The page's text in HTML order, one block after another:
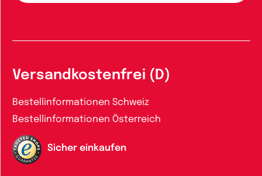
Versandkostenfrei (D)
Bestellinformationen Schweiz
Bestellinformationen Österreich
Sicher einkaufen